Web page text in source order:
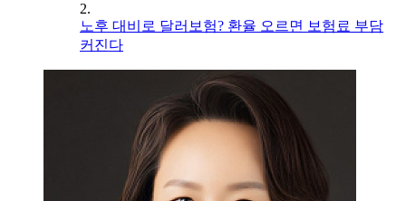
2.
노후 대비로 달러보험? 환율 오르면 보험료 부담
커진다